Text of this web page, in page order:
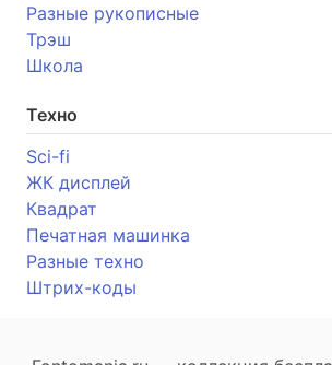
Разные рукописные
Трэш
Школа
Техно
Sci-fi
ЖК дисплей
Квадрат
Печатная машинка
Разные техно
Штрих-коды